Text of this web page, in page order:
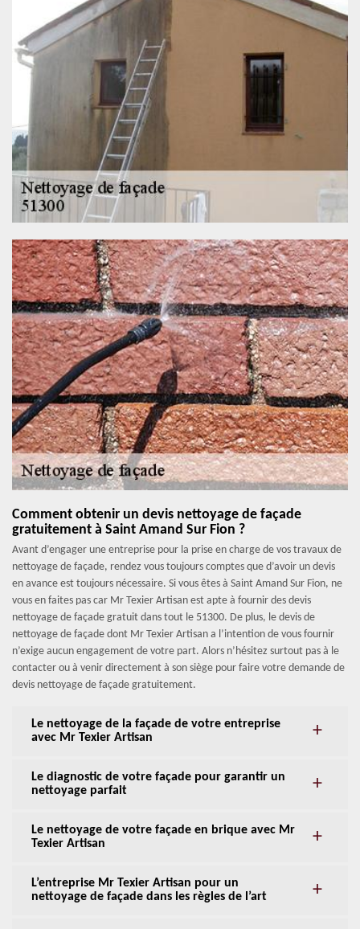
Comment obtenir un devis nettoyage de façade
gratuitement à Saint Amand Sur Fion ?
Avant d’engager une entreprise pour la prise en charge de vos travaux de
nettoyage de façade, rendez vous toujours comptes que d’avoir un devis
en avance est toujours nécessaire. Si vous êtes à Saint Amand Sur Fion, ne
vous en faites pas car Mr Texier Artisan est apte à fournir des devis
nettoyage de façade gratuit dans tout le 51300. De plus, le devis de
nettoyage de façade dont Mr Texier Artisan a l’intention de vous fournir
n’exige aucun engagement de votre part. Alors n’hésitez surtout pas à le
contacter ou à venir directement à son siège pour faire votre demande de
devis nettoyage de façade gratuitement.
Le nettoyage de la façade de votre entreprise
avec Mr Texier Artisan
Le diagnostic de votre façade pour garantir un
nettoyage parfait
Le nettoyage de votre façade en brique avec Mr
Texier Artisan
L’entreprise Mr Texier Artisan pour un
nettoyage de façade dans les règles de l’art